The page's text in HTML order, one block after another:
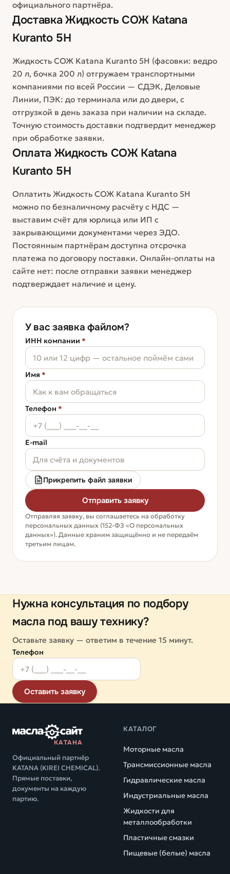
официального партнёра.
ДоставкаЖидкость СОЖ Katana
Kuranto 5H
Жидкость СОЖ Katana Kuranto 5H (фасовки: ведро
20 л, бочка 200 л) отгружаем транспортными
компаниями по всей России — СДЭК, Деловые
Линии, ПЭК: до терминала или до двери, с
отгрузкой в день заказа при наличии на складе.
Точную стоимость доставки подтвердит менеджер
при обработке заявки.
Оплата Жидкость СОЖ Katana
Kuranto 5H
Оплатить Жидкость СОЖ Katana Kuranto 5H
можно по безналичному расчёту с НДС —
выставим счёт для юрлица или ИП с
закрывающими документами через ЭДО.
Постоянным партнёрам доступна отсрочка
платежа по договору поставки. Онлайн-оплаты на
сайте нет: после отправки заявки менеджер
подтверждает наличие и цену.
У вас заявка файлом?
ИНН компании *
Имя *
Телефон *
E-mail
Прикрепить файл заявки
Отправить заявку
Отправляя заявку, вы соглашаетесь на обработку
персональных данных (152-ФЗ «О персональных
данных»). Данные храним защищённо и не передаём
третьим лицам.
Нужна консультация по подбору
масла под вашу технику?
Оставьте заявку — ответим в течение 15 минут.
Телефон
Оставить заявку
КАТАНА
Официальный партнёр
KATANA (KIREI CHEMICAL).
Прямые поставки,
документы на каждую
партию.
КАТАЛОГ
Моторные масла
Трансмиссионные масла
Гидравлические масла
Индустриальные масла
Жидкости для
металлообработки
Пластичные смазки
Пищевые (белые) масла